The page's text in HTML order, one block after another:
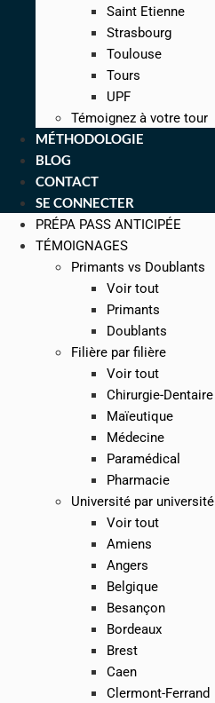
Saint Etienne
Strasbourg
Toulouse
Tours
UPF
Témoignez à votre tour
MÉTHODOLOGIE
BLOG
CONTACT
SE CONNECTER
PRÉPA PASS ANTICIPÉE
TÉMOIGNAGES
Primants vs Doublants
Voir tout
Primants
Doublants
Filière par filière
Voir tout
Chirurgie-Dentaire
Maïeutique
Médecine
Paramédical
Pharmacie
Université par université
Voir tout
Amiens
Angers
Belgique
Besançon
Bordeaux
Brest
Caen
Clermont-Ferrand